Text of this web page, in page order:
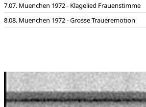
07. Muenchen 1972 - Klagelied Frauenstimme
08. Muenchen 1972 - Grosse Traueremotion